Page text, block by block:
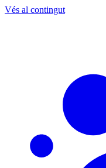
Vés al contingut